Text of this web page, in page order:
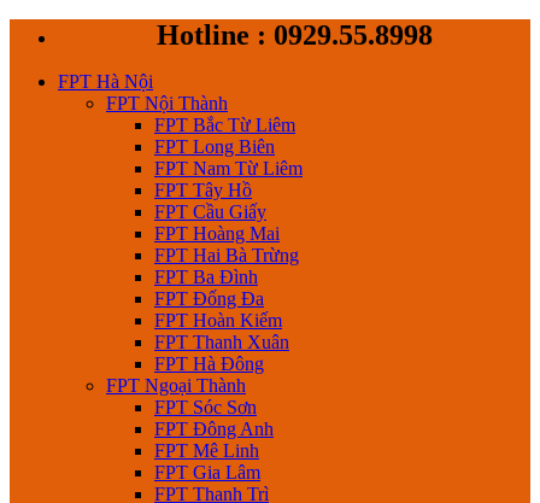
content
Hotline : 0929.55.8998
FPT Hà Nội
FPT Nội Thành
FPT Bắc Từ Liêm
FPT Long Biên
FPT Nam Từ Liêm
FPT Tây Hồ
FPT Cầu Giấy
FPT Hoàng Mai
FPT Hai Bà Trừng
FPT Ba Đình
FPT Đống Đa
FPT Hoàn Kiếm
FPT Thanh Xuân
FPT Hà Đông
FPT Ngoại Thành
FPT Sóc Sơn
FPT Đông Anh
FPT Mê Linh
FPT Gia Lâm
FPT Thanh Trì